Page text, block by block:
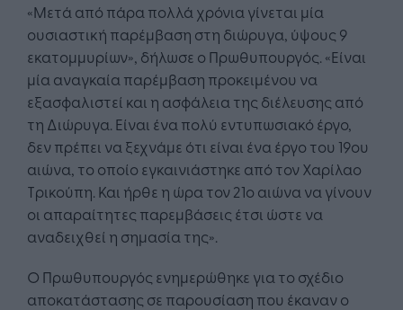
«Μετά από πάρα πολλά χρόνια γίνεται μία
ουσιαστική παρέμβαση στη διώρυγα, ύψους 9
εκατομμυρίων», δήλωσε ο Πρωθυπουργός. «Είναι
μία αναγκαία παρέμβαση προκειμένου να
εξασφαλιστεί και η ασφάλεια της διέλευσης από
τη Διώρυγα. Είναι ένα πολύ εντυπωσιακό έργο,
δεν πρέπει να ξεχνάμε ότι είναι ένα έργο του 19ου
αιώνα, το οποίο εγκαινιάστηκε από τον Χαρίλαο
Τρικούπη. Και ήρθε η ώρα τον 21ο αιώνα να γίνουν
οι απαραίτητες παρεμβάσεις έτσι ώστε να
αναδειχθεί η σημασία της».
Ο Πρωθυπουργός ενημερώθηκε για το σχέδιο
αποκατάστασης σε παρουσίαση που έκαναν ο